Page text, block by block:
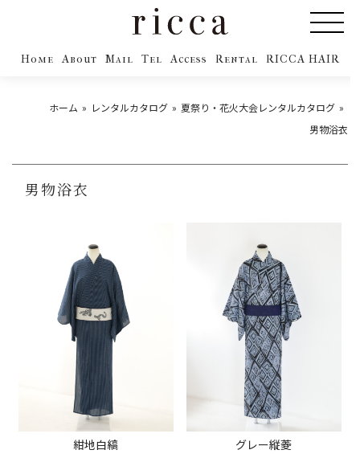
Home About Mail Tel Access Rental RICCA HAIR
ホーム レンタルカタログ
夏祭り・花火大会レンタルカタログ
男物浴衣
男物浴衣
紺地白縞 グレー縦菱